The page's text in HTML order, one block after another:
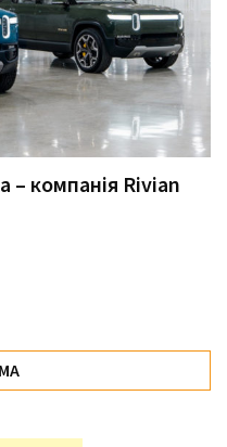
– компанія Rivian